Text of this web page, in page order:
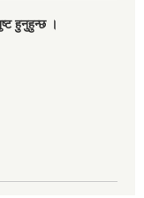
हुनुहुन्छ ।